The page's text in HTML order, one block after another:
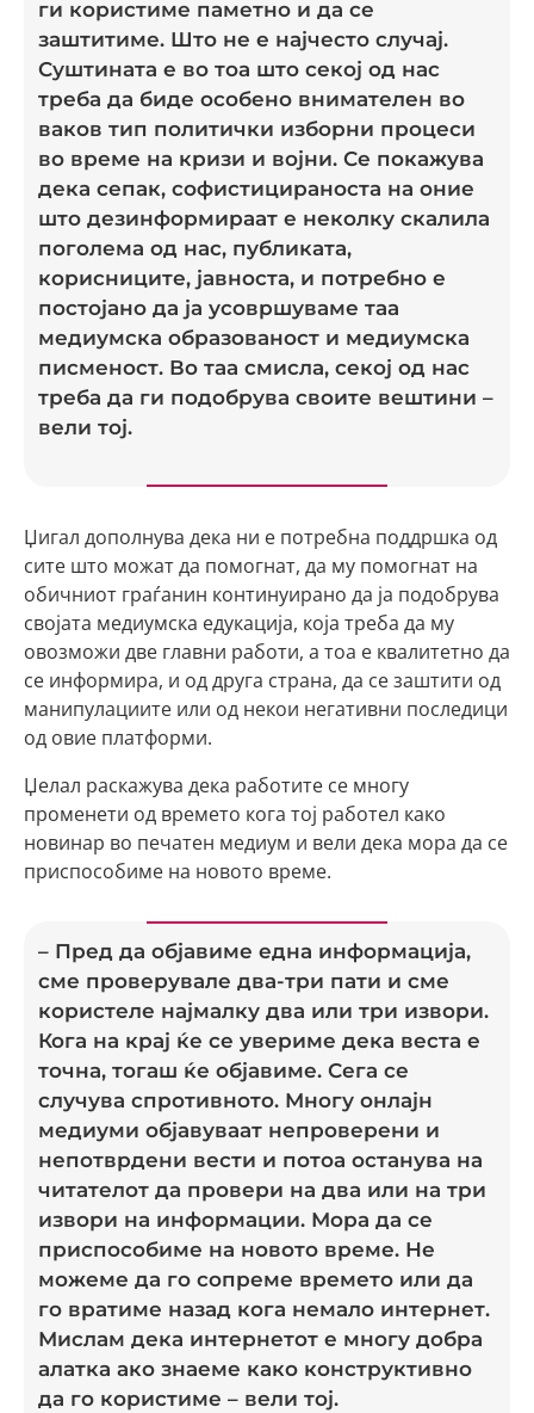
ги користиме паметно и да се
заштитиме. Што не е најчесто случај.
Суштината е во тоа што секој од нас
треба да биде особено внимателен во
ваков тип политички изборни процеси
во време на кризи и војни. Се покажува
дека сепак, софистицираноста на оние
што дезинформираат е неколку скалила
поголема од нас, публиката,
корисниците, јавноста, и потребно е
постојано да ја усовршуваме таа
медиумска образованост и медиумска
писменост. Во таа смисла, секој од нас
треба да ги подобрува своите вештини –
вели тој.
Џигал дополнува дека ни е потребна поддршка од
сите што можат да помогнат, да му помогнат на
обичниот граѓанин континуирано да ја подобрува
својата медиумска едукација, која треба да му
овозможи две главни работи, а тоа е квалитетно да
се информира, и од друга страна, да се заштити од
манипулациите или од некои негативни последици
од овие платформи.
Џелал раскажува дека работите се многу
променети од времето кога тој работел како
новинар во печатен медиум и вели дека мора да се
приспособиме на новото време.
– Пред да објавиме една информација,
сме проверувале два-три пати и сме
користеле најмалку два или три извори.
Кога на крај ќе се увериме дека веста е
точна, тогаш ќе објавиме. Сега се
случува спротивното. Многу онлајн
медиуми објавуваат непроверени и
непотврдени вести и потоа останува на
читателот да провери на два или на три
извори на информации. Мора да се
приспособиме на новото време. Не
можеме да го сопреме времето или да
го вратиме назад кога немало интернет.
Мислам дека интернетот е многу добра
алатка ако знаеме како конструктивно
да го користиме – вели тој.